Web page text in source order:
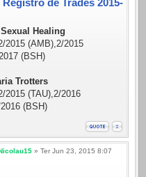
Registro de Trades 2015-
Healing
2015 (AMB),2/2015
(BSH)
Trotters
2015 (TAU),2/2016
(BSH)
» Ter Jun 23, 2015 8:07